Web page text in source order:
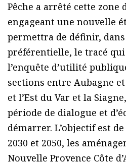
Pêche a arrêté cette zone
engageant une nouvelle
permettra de définir, dans
préférentielle, le tracé
l’enquête d’utilité
sections entre Aubagne
et l’Est du Var et la
période de dialogue et
démarrer. L’objectif est
2030 et 2050, les
Nouvelle Provence Côte